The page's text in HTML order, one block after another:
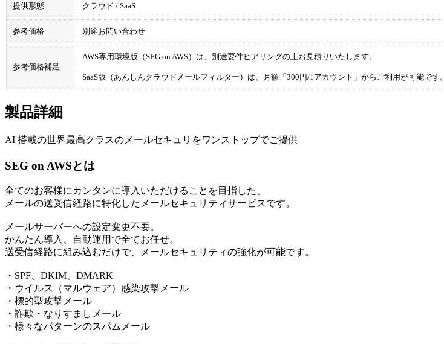
提供形態 クラウド / SaaS
参考価格 別途お問い合わせ
参考価格補足
AWS専用環境版（SEG on AWS）は、別途要件ヒアリングの上お見積りいたします。
SaaS版（あんしんクラウドメールフィルター）は、月額「300円/1アカウント」からご利用が可能です。
製品詳細
AI 搭載の世界最高クラスのメールセキュリをワンストップでご提供
SEG on AWSとは
全てのお客様にカンタンに導入いただけることを目指した、
メールの送受信経路に特化したメールセキュリティサービスです。
メールサーバーへの設定変更不要。
かんたん導入、自動運用で全てお任せ。
送受信経路に組み込むだけで、メールセキュリティの強化が可能です。
・SPF、DKIM、DMARK
・ウイルス（マルウェア）感染攻撃メール
・標的型攻撃メール
・詐欺・なりすましメール
・様々なパターンのスパムメール